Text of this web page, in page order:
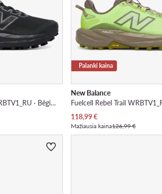
Fuelcell Rebel Trail WRBTV1_RU · Bėgimo batai
Palanki kaina
New Balance
Dabartinė kaina
118,99€
Mažiausia kaina126,99 €